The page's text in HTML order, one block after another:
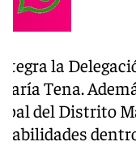
la
Tena.
del Distrito